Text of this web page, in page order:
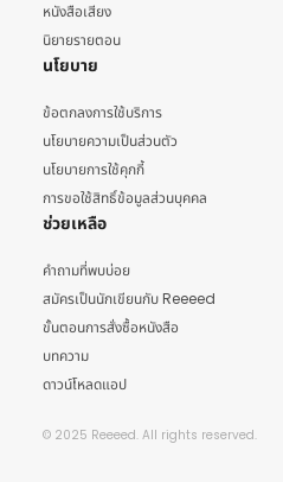
หนังสือเสียง
นิยายรายตอน
นโยบาย
ข้อตกลงการใช้บริการ
นโยบายความเป็นส่วนตัว
นโยบายการใช้คุกกี้
การขอใช้สิทธิ์ข้อมูลส่วนบุคคล
ช่วยเหลือ
คำถามที่พบบ่อย
สมัครเป็นนักเขียนกับ Reeeed
ขั้นตอนการสั่งซื้อหนังสือ
บทความ
ดาวน์โหลดแอป
© 2025 Reeeed. All rights reserved.